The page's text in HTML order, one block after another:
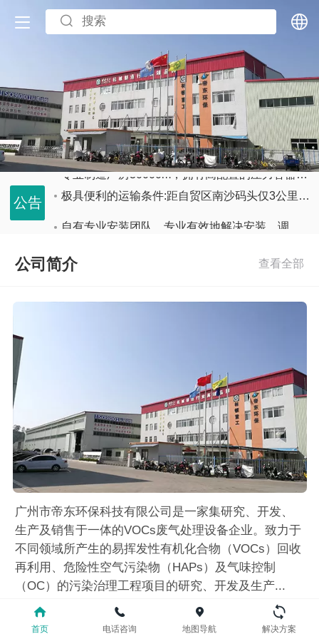
中文
English
专业制造厂房30000m，拥有高配置的压力容器制造车间，独立不锈钢设备车间，洁净车间，非标车间等
极具便利的运输条件:距自贸区南沙码头仅3公里;方圆10公里内有4个高速入口
专业制造厂房30000m，拥有高配置的压力容器制造车间，独立不锈钢设备车间，洁净车间，非标车间等
公司简介
广州市帝东环保科技有限公司是一家集研究、开发、
生产及销售于一体的VOCs废气处理设备企业。致力于
不同领域所产生的易挥发性有机化合物（VOCs）回收
再利用、危险性空气污染物（HAPs）及气味控制
（OC）的污染治理工程项目的研究、开发及生产...
首页 电话咨询 地图导航 解决方案